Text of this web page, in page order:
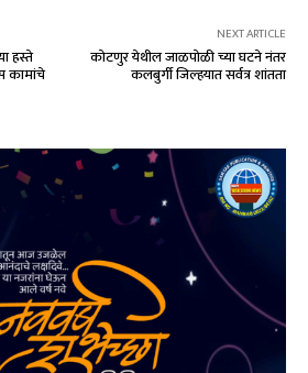
हस्ते
कामांचे
NEXT ARTICLE
कोटणुर येथील जाळपोळी च्या घटने नंतर
कलबुर्गी जिल्हयात सर्वत्र शांतता